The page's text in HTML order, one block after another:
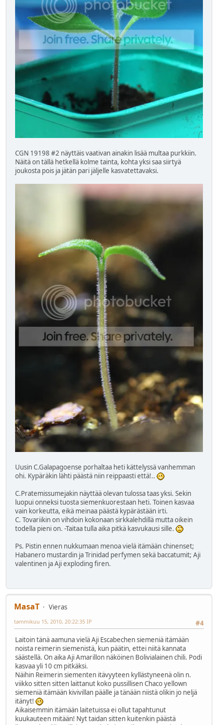
CGN 19198 #2 näyttäis vaativan ainakin lisää multaa purkkiin.
Näitä on tällä hetkellä kolme tainta, kohta yksi saa siirtyä
joukosta pois ja jätän pari jäljelle kasvatettavaksi.
Uusin C.Galapagoense porhaltaa heti kättelyssä vanhemman
ohi. Kypäräkin lähti päästä niin reippaasti että!..
C.Pratemissumejakin näyttää olevan tulossa taas yksi. Sekin
luopui onneksi tuosta siemenkuorestaan heti. Toinen kasvaa
vain korkeutta, eikä meinaa päästä kypärästään irti.
C. Tovariikin on vihdoin kokonaan sirkkalehdillä mutta oikein
todella pieni on. -Taitaa tulla aika pitkä kasvukausi sille.
Ps. Pistin ennen nukkumaan menoa vielä itämään chinenset;
Habanero mustardin ja Trinidad perfymen sekä baccatumit; Aji
valentinen ja Aji exploding firen.
MasaT
Vieras
#4
tammikuu 15, 2010, 20:22:35 IP
Laitoin tänä aamuna vielä Aji Escabechen siemeniä itämään
noista reimerin siemenistä, kun päätin, ettei niitä kannata
säästellä. On aika Aji Amarillon näköinen Bolivialainen chili. Podi
kasvaa yli 10 cm pitkäksi.
Näihin Reimerin siementen itävyyteen kyllästyneenä olin n.
viikko sitten sitten laittanut koko pussillisen Chaco yellown
siemeniä itämään kivivillan päälle ja tänään niistä olikin jo neljä
itänyt!
Aikaisemmin itämään laitetuissa ei ollut tapahtunut
kuukauteen mitään! Nyt taidan sitten kuitenkin päästä